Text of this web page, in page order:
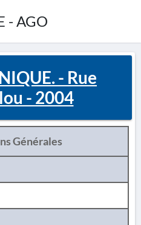
- AGO
- Rue
- 2004
Générales